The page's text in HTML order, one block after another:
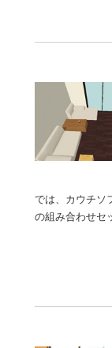
では、カウチソ
の組み合わせセ